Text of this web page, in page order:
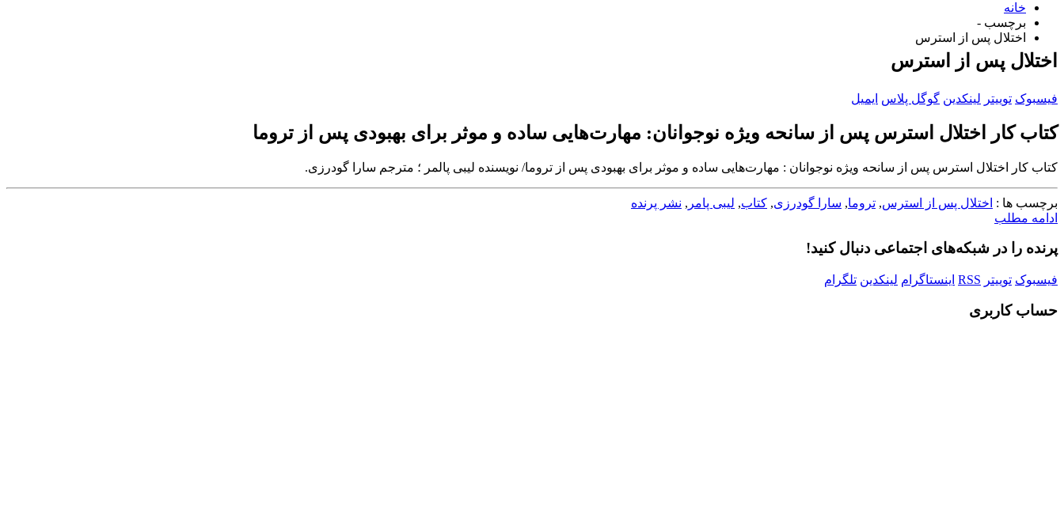
خانه
برچسب -
اختلال پس از استرس
اختلال پس از استرس
فیسبوک توییتر لینکدین گوگل پلاس ایمیل
کتاب کار اختلال استرس پس از سانحه ویژه نوجوانان: مهارت‌هایی ساده و موثر برای بهبودی پس از تروما
کتاب کار اختلال استرس پس از سانحه ویژه نوجوانان : مهارت‌هایی ساده و موثر برای بهبودی پس از تروما/ نویسنده ليبی پالمر ؛ مترجم سارا گودرزی.
برچسب ها : اختلال پس از استرس, تروما, سارا گودرزی, کتاب, لیبی پامر , نشر پرنده
ادامه مطلب
پرنده را در شبکه‌های اجتماعی دنبال کنید!
فیسبوک توییتر RSS اینستاگرام لینکدین تلگرام
حساب کاربری